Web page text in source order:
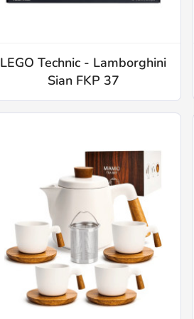
LEGO Technic - Lamborghini
Sian FKP 37